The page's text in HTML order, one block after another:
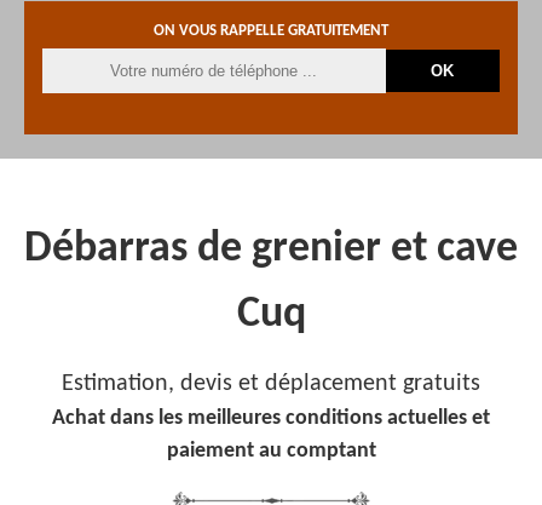
ON VOUS RAPPELLE GRATUITEMENT
Débarras de grenier et cave
Cuq
Estimation, devis et déplacement gratuits
Achat dans les meilleures conditions actuelles et
paiement au comptant